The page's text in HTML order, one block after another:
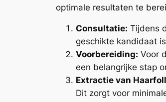
optimale resultaten te
Consultatie: Tijdens
geschikte kandidaat
Voorbereiding: Voor
een belangrijke stap
Extractie van
Dit zorgt voor